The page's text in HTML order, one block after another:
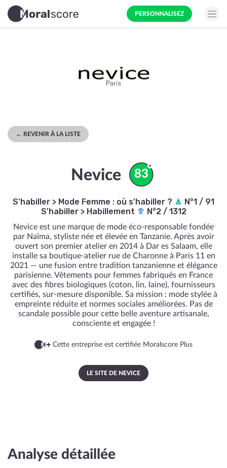
PERSONNALISEZ
← REVENIR À LA LISTE
Nevice 83
S'habiller > Mode Femme : où s'habiller ?
N°1 / 91
S'habiller> Habillement N°2 / 1312
Nevice est une marque de mode éco-responsable fondée
par Naïma, styliste née et élevée en Tanzanie. Après avoir
ouvert son premier atelier en 2014 à Dar es Salaam, elle
installe sa boutique-atelier rue de Charonne à Paris 11 en
2021 — une fusion entre tradition tanzanienne et élégance
parisienne. Vêtements pour femmes fabriqués en France
avec des fibres biologiques (coton, lin, laine), fournisseurs
certifiés, sur-mesure disponible. Sa mission : mode stylée à
empreinte réduite et normes sociales améliorées. Pas de
scandale possible pour cette belle aventure artisanale,
consciente et engagée !
Cette entreprise est certifiée Moralscore Plus
LE SITE DE NEVICE
Analyse détaillée